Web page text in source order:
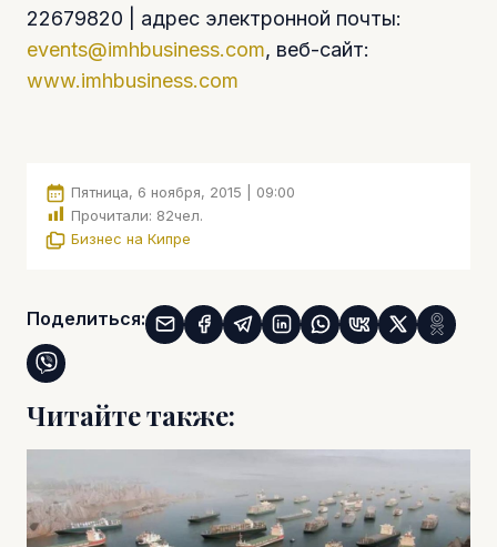
22679820 | адрес электронной почты:
events@imhbusiness.com, веб-сайт:
www.imhbusiness.com
Пятница, 6 ноября, 2015 | 09:00
Прочитали: 82чел.
Бизнес на Кипре
Поделиться:
Читайте также: